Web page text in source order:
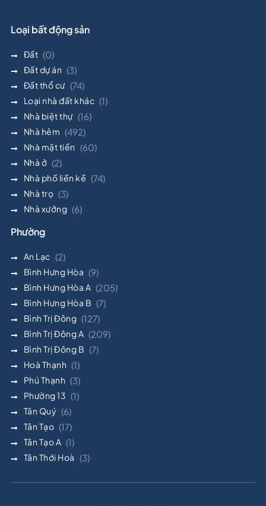
Loại bất động sản
Đất (0)
Đất dự án (3)
Đất thổ cư (74)
Loại nhà đất khác (1)
Nhà biệt thự (16)
Nhà hẻm (492)
Nhà mặt tiền (60)
Nhà ở (2)
Nhà phố liền kề (74)
Nhà trọ (3)
Nhà xưởng (6)
Phường
An Lạc (2)
Bình Hưng Hòa (9)
Bình Hưng Hòa A (205)
Bình Hưng Hòa B (7)
Bình Trị Đông (127)
Bình Trị Đông A (209)
Bình Trị Đông B (7)
Hoà Thạnh (1)
Phú Thạnh (3)
Phường 13 (1)
Tân Quý (6)
Tân Tạo (17)
Tân Tạo A (1)
Tân Thới Hoà (3)